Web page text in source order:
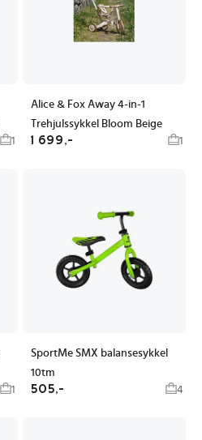
1
Alice & Fox Away 4-in-1
Trehjulssykkel Bloom Beige
1 699,- 1
1
SportMe SMX balansesykkel
10tm
505,- 4